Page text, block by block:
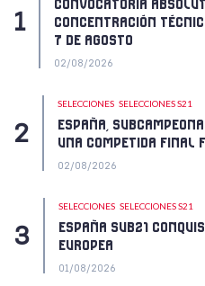
CONVOCATORIA
CONCENTRACIÓN
7 DE AGOSTO
02/08/2026
SELECCIONES SELECCIONES S21
ESPAÑA,
UNA COMPETIDA FINAL
02/08/2026
SELECCIONES SELECCIONES S21
ESPAÑA SUB21
EUROPEA
01/08/2026